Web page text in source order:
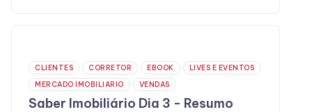
CLIENTES CORRETOR EBOOK
LIVES E EVENTOS
MERCADO IMOBILIARIO
VENDAS
Saber Imobiliário Dia 3 - Resumo